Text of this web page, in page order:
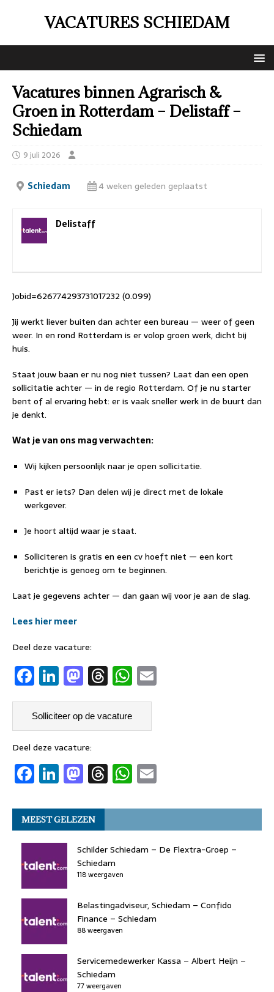
VACATURES SCHIEDAM
Vacatures binnen Agrarisch &
Groen in Rotterdam – Delistaff –
Schiedam
9 juli 2026
Schiedam 4 weken geleden geplaatst
Delistaff
Jobid=626774293731017232 (0.099)
Jij werkt liever buiten dan achter een bureau — weer of geen
weer. In en rond Rotterdam is er volop groen werk, dicht bij
huis.
Staat jouw baan er nu nog niet tussen? Laat dan een open
sollicitatie achter — in de regio Rotterdam. Of je nu starter
bent of al ervaring hebt: er is vaak sneller werk in de buurt dan
je denkt.
Wat je van ons mag verwachten:
Wij kijken persoonlijk naar je open sollicitatie.
Past er iets? Dan delen wij je direct met de lokale
werkgever.
Je hoort altijd waar je staat.
Solliciteren is gratis en een cv hoeft niet — een kort
berichtje is genoeg om te beginnen.
Laat je gegevens achter — dan gaan wij voor je aan de slag.
Lees hier meer
Deel deze vacature:
F
a
c
e
b
o
o
k
Li
n
k
e
dI
n
M
a
st
o
d
o
n
T
h
re
a
s
W
h
s
p
p
Deel deze vacature:
F
a
c
e
b
o
o
k
Li
n
k
e
dI
n
M
a
st
o
d
o
T
h
re
a
d
s
W
h
at
s
A
ai
l
MEEST GELEZEN
Schilder Schiedam – De Flextra-Groep –
Schiedam
118 weergaven
Belastingadviseur, Schiedam – Confido
Finance – Schiedam
88 weergaven
Servicemedewerker Kassa – Albert Heijn –
Schiedam
77 weergaven